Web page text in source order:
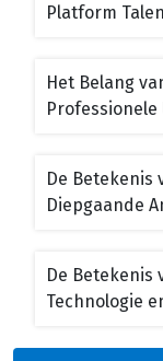
Platform
Het Belang
De Betekenis
Diepgaande
De Betekenis
Technologie